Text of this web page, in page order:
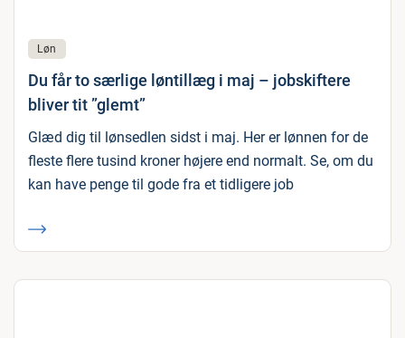
Løn
Du får to særlige løntillæg i maj – jobskiftere
bliver tit ”glemt”
Glæd dig til lønsedlen sidst i maj. Her er lønnen for de
fleste flere tusind kroner højere end normalt. Se, om du
kan have penge til gode fra et tidligere job